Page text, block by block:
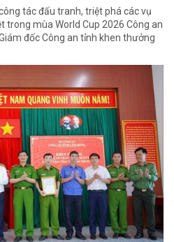
tác đấu tranh, triệt phá các vụ
trong mùa World Cup 2026 Công an
đốc Công an tỉnh khen thưởng